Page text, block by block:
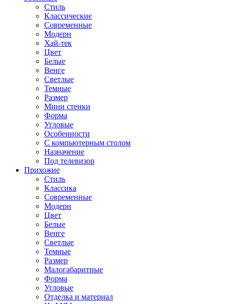
Стиль
Классические
Современные
Модерн
Хай-тек
Цвет
Белые
Венге
Светлые
Темные
Размер
Мини стенки
Форма
Угловые
Особенности
С компьютерным столом
Назначение
Под телевизор
Прихожие
Стиль
Классика
Современные
Модерн
Цвет
Белые
Венге
Светлые
Темные
Размер
Малогабаритные
Форма
Угловые
Отделка и материал